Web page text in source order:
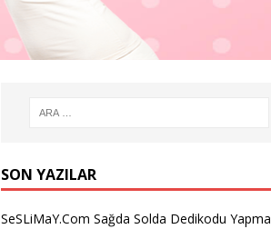
SON YAZILAR
SeSLiMaY.Com Sağda Solda Dedikodu Yapma